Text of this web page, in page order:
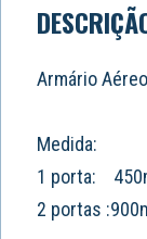
Armário
Medida:
1 porta:
2 portas